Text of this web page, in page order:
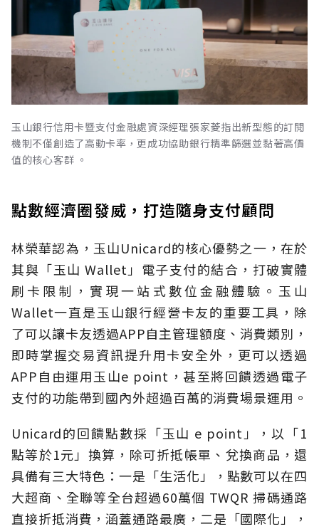
玉山銀行信用卡暨支付金融處資深經理張家菱指出新型態的訂閱
機制不僅創造了高動卡率，更成功協助銀行精準篩選並黏著高價
值的核心客群 。
點數經濟圈發威，打造隨身支付顧問
林榮華認為，玉山Unicard的核心優勢之一，在於
其與「玉山 Wallet」電子支付的結合，打破實體
刷卡限制，實現一站式數位金融體驗。玉山
Wallet一直是玉山銀行經營卡友的重要工具，除
了可以讓卡友透過APP自主管理額度、消費類別，
即時掌握交易資訊提升用卡安全外，更可以透過
APP自由運用玉山e point，甚至將回饋透過電子
支付的功能帶到國內外超過百萬的消費場景運用。
Unicard的回饋點數採「玉山 e point」，以「1
點等於1元」換算，除可折抵帳單、兌換商品，還
具備有三大特色：一是「生活化」，點數可以在四
大超商、全聯等全台超過60萬個 TWQR 掃碼通路
直接折抵消費，涵蓋通路最廣，二是「國際化」，